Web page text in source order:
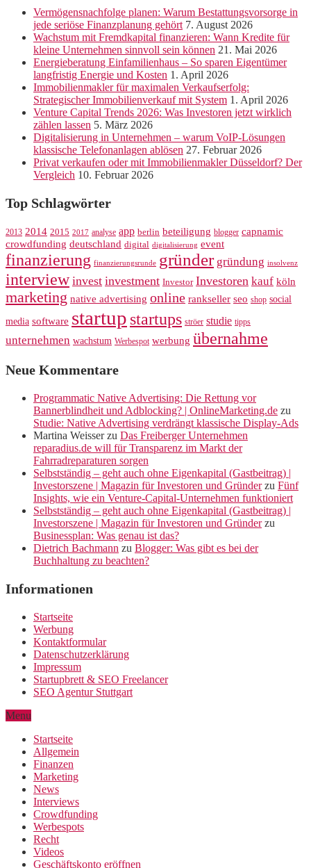
Vermögensnachfolge planen: Warum Bestattungsvorsorge in
jede seriöse Finanzplanung gehört 7. August 2026
Wachstum mit Fremdkapital finanzieren: Wann Kredite für
kleine Unternehmen sinnvoll sein können 21. Mai 2026
Energieberatung Einfamilienhaus – So sparen Eigentümer
langfristig Energie und Kosten 1. April 2026
Immobilienmakler für maximalen Verkaufserfolg:
Strategischer Immobilienverkauf mit System 1. April 2026
Venture Capital Trends 2026: Was Investoren jetzt wirklich
zählen lassen 5. März 2026
Digitalisierung in Unternehmen – warum VoIP-Lösungen
klassische Telefonanlagen ablösen 27. Februar 2026
Privat verkaufen oder mit Immobilienmakler Düsseldorf? Der
Vergleich 10. Februar 2026
Top Schlagwörter
2013 2014 2015 2017 analyse app berlin beteiligung blogger capnamic
crowdfunding deutschland digital digitalisierung event
finanzierung finanzierungsrunde gründer gründung insolvenz
interview invest investment Investor Investoren kauf köln
marketing native advertising online rankseller seo shop social
media software startup startups ströer studie tipps
unternehmen wachstum Werbespot werbung übernahme
Neue Kommentare
Programmatic Native Advertising: Die Rettung vor
Bannerblindheit und Adblocking? | OnlineMarketing.de zu
Studie: Native Advertising verdrängt klassische Display-Ads
Martina Weisserzu Das Freiberger Unternehmen
reparadius.de will für Transparenz im Markt der
Fahrradreparaturen sorgen
Selbstständig – geht auch ohne Eigenkapital (Gastbeitrag) |
Investorszene | Magazin für Investoren und Gründerzu Fünf
Insights, wie ein Venture-Capital-Unternehmen funktioniert
Selbstständig – geht auch ohne Eigenkapital (Gastbeitrag) |
Investorszene | Magazin für Investoren und Gründerzu
Businessplan: Was genau ist das?
Dietrich Bachmann zu Blogger: Was gibt es bei der
Buchhaltung zu beachten?
Informationen
Startseite
Werbung
Kontaktformular
Datenschutzerklärung
Impressum
Startupbrett & SEO Freelancer
SEO Agentur Stuttgart
Menu
Startseite
Allgemein
Finanzen
Marketing
News
Interviews
Crowdfunding
Werbespots
Recht
Videos
Geschäftskonto eröffnen